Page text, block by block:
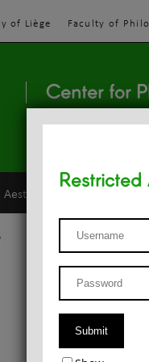
of Liège Faculty of
Center for
Aesthetics
TEACHINGS
Restricted